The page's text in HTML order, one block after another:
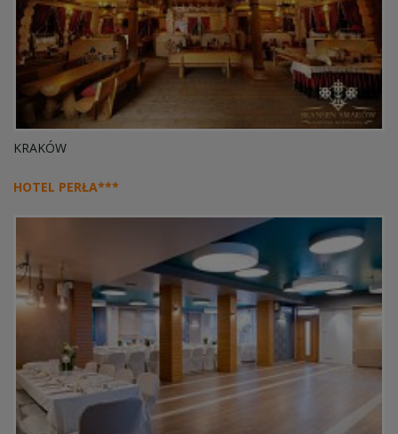
KRAKÓW
HOTEL PERŁA***